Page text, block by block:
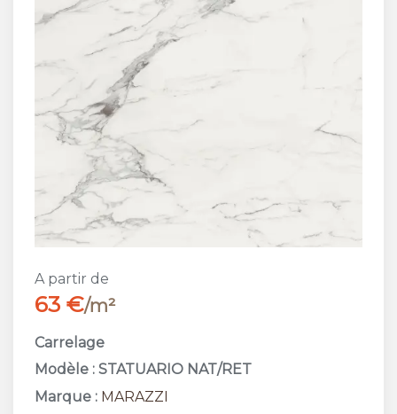
A partir de
63 €/m²
Carrelage
Modèle : STATUARIO NAT/RET
Marque : MARAZZI